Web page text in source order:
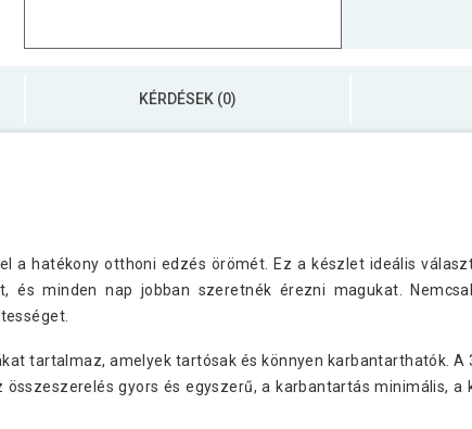
KÉRDÉSEK (0)
a hatékony otthoni edzés örömét. Ez a készlet ideális
minden nap jobban szeretnék érezni magukat.
tartalmaz, amelyek tartósak és könnyen karbantarthatók. A
gyors és egyszerű, a karbantartás minimális, a